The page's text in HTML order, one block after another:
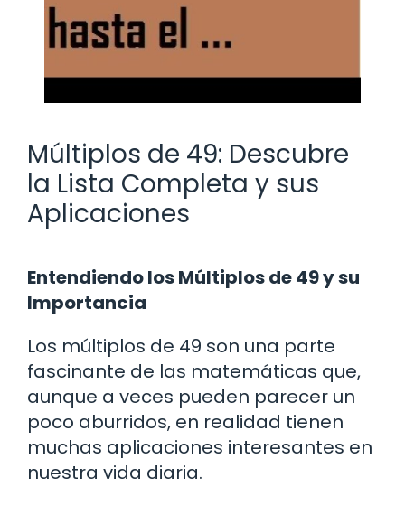
Múltiplos de 49: Descubre
la Lista Completa y sus
Aplicaciones
Entendiendo los Múltiplos de 49 y su
Importancia
Los múltiplos de 49 son una parte
fascinante de las matemáticas que,
aunque a veces pueden parecer un
poco aburridos, en realidad tienen
muchas aplicaciones interesantes en
nuestra vida diaria.